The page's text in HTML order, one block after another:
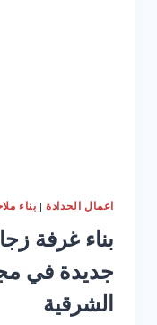
اعمال الحدادة| بناء
بناء غرفة
جديدة في
الشرقية